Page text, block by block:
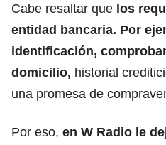
Cabe resaltar que los
entidad bancaria. Por
identificación,
domicilio, historial
una promesa de
Por eso, en W Radio le